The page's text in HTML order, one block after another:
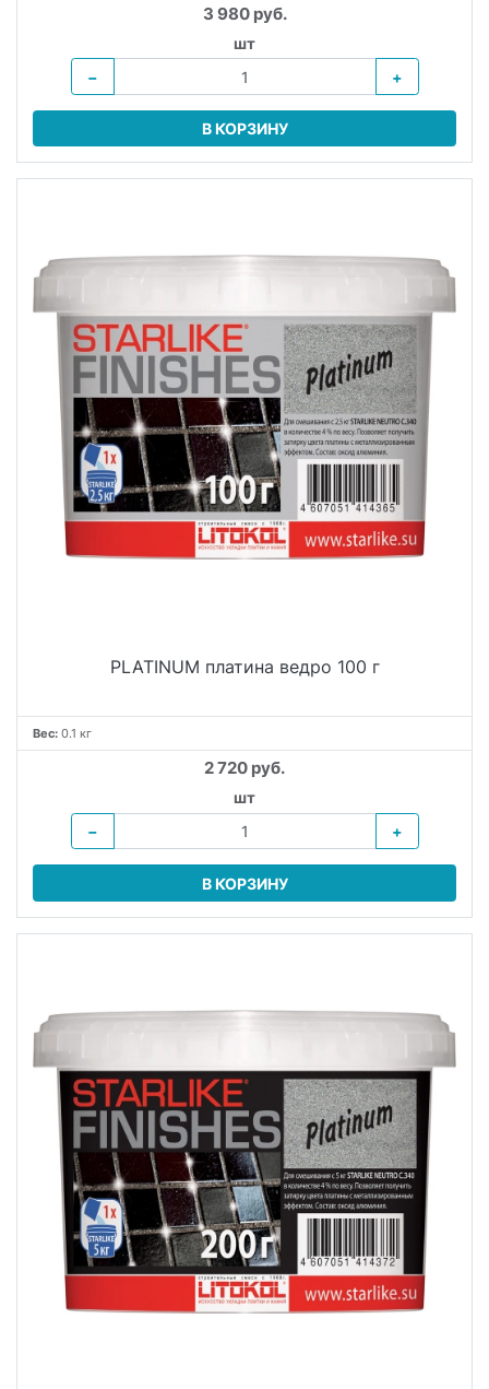
3 980 руб.
шт
−
+
В КОРЗИНУ
PLATINUM платина ведро 100 г
Вес: 0.1 кг
2 720 руб.
шт
−
+
В КОРЗИНУ